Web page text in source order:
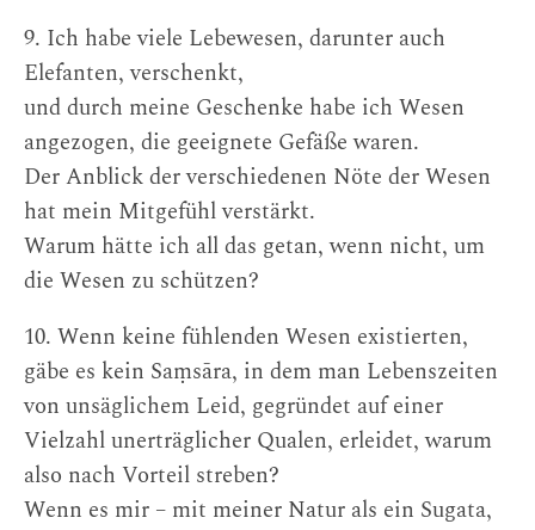
9. Ich habe viele Lebewesen, darunter auch
Elefanten, verschenkt,
und durch meine Geschenke habe ich Wesen
angezogen, die geeignete Gefäße waren.
Der Anblick der verschiedenen Nöte der Wesen
hat mein Mitgefühl verstärkt.
Warum hätte ich all das getan, wenn nicht, um
die Wesen zu schützen?
10. Wenn keine fühlenden Wesen existierten,
gäbe es kein Saṃsāra, in dem man Lebenszeiten
von unsäglichem Leid, gegründet auf einer
Vielzahl unerträglicher Qualen, erleidet, warum
also nach Vorteil streben?
Wenn es mir – mit meiner Natur als ein Sugata,